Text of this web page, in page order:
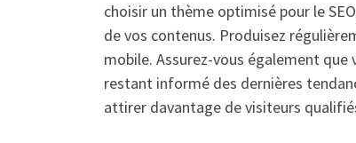
choisir un thème optimisé pour le
de vos contenus. Produisez
mobile. Assurez-vous également
restant informé des dernières
attirer davantage de visiteurs